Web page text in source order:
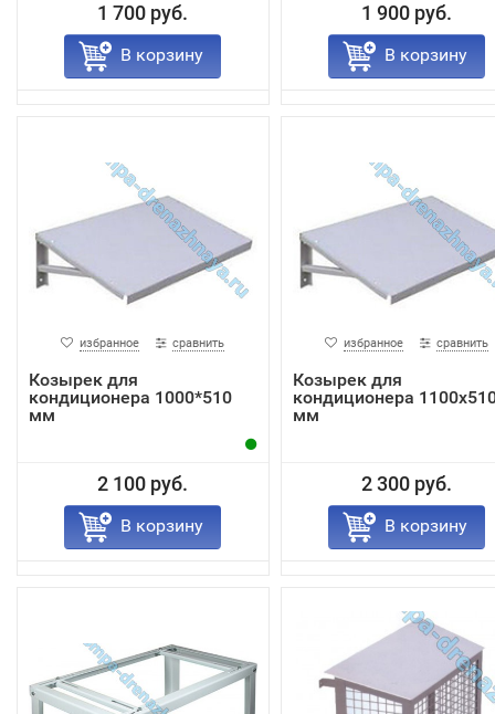
1 700 руб.
В корзину
1 900 руб.
В корзину
избранное сравнить
Козырек для
кондиционера 1000*510
мм
2 100 руб.
В корзину
избранное сравнить
Козырек для
кондиционера
мм
2 300 руб.
В корзину